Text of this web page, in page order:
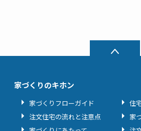
家づくりのキホン
家づくりフローガイド
注文住宅の流れと注意点
住
家